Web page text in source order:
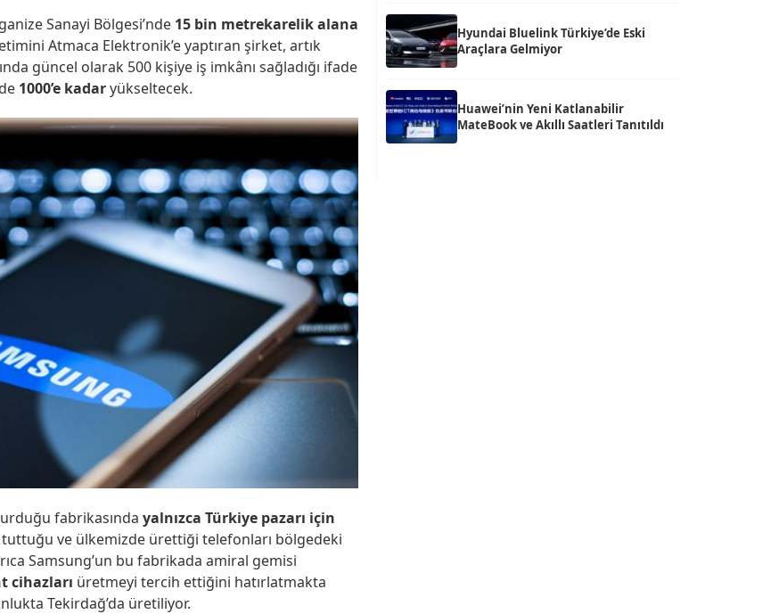
Sanayi Bölgesi’nde 15 bin metrekarelik alana
Atmaca Elektronik’e yaptıran şirket, artık
güncel olarak 500 kişiye iş imkânı sağladığı ifade
1000’e kadaryükseltecek.
fabrikasında yalnızca Türkiye pazarı için
ve ülkemizde ürettiği telefonları bölgedeki
Samsung’un bu fabrikada amiral gemisi
cihazları üretmeyi tercih ettiğini hatırlatmakta
Tekirdağ’da üretiliyor.
Hyundai Bluelink Türkiye’de Eski
Araçlara Gelmiyor
Huawei’nin Yeni Katlanabilir
MateBook ve Akıllı Saatleri Tanıtıldı